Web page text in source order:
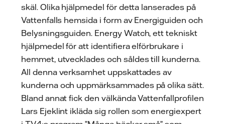
skäl. Olika hjälpmedel för detta lanserades på
Vattenfalls hemsida i form av Energiguiden och
Belysningsguiden. Energy Watch, ett tekniskt
hjälpmedel för att identifiera elförbrukare i
hemmet, utvecklades och såldes till kunderna.
All denna verksamhet uppskattades av
kunderna och uppmärksammades på olika sätt.
Bland annat fick den välkända Vattenfallprofilen
Lars Ejeklint ikläda sig rollen som energiexpert